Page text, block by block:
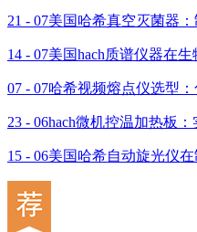
21 - 07美国哈希真空灭菌器
14 - 07美国hach质谱仪器在
07 - 07哈希视频熔点仪选型
23 - 06hach微机控温加热板
15 - 06美国哈希自动旋光仪